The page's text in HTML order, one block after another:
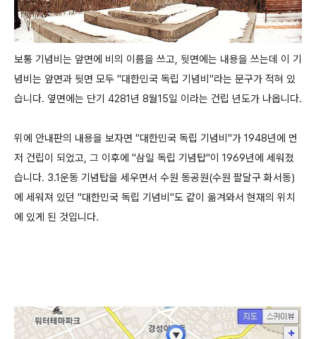
보통 기념비는 앞면에 비의 이름을 쓰고, 뒷면에는 내용을 쓰는데 이 기
념비는 앞면과 뒷면 모두 "대한민국 독립 기념비"라는 문구가 적혀 있
습니다. 옆면에는 단기 4281년 8월15일 이라는 건립 년도가 나옵니다.
위에 안내판의 내용을 보자면 "대한민국 독립 기념비"가 1948년에 먼
저 건립이 되었고, 그 이후에 "삼일 독립 기념탑"이 1969년에 세워졌
습니다. 3.1운동 기념탑을 세우면서 수원 동공원(수원 팔달구 화서동)
에 세워져 있던 "대한민국 독립 기념비"도 같이 옮겨와서 현재의 위치
에 있게 된 것입니다.